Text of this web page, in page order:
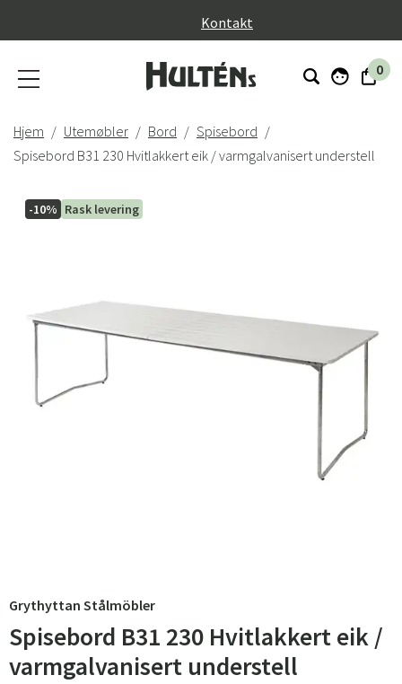
Kontakt
0
Hjem Utemøbler Bord
Spisebord
Spisebord B31 230 Hvitlakkert eik / varmgalvanisert understell
-10% Rask levering
Grythyttan Stålmöbler
Spisebord B31 230 Hvitlakkert eik /
varmgalvanisert understell